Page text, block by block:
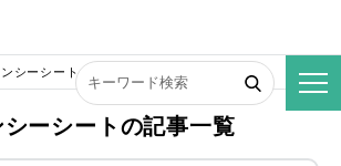
シーシート
ーシートの記事一覧